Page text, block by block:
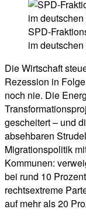
SPD-
im
Die Wirtschaft
Rezession in
noch nie. Die
gescheitert – und
absehbaren
Migrationspolitik
Kommunen:
bei rund 10
rechtsextreme
auf mehr als 20